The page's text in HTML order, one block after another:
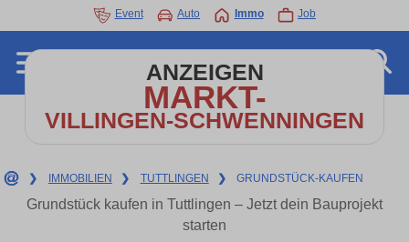
Event Auto Immo Job
ANZEIGEN
MARKT-
VILLINGEN-SCHWENNINGEN
❯ IMMOBILIEN ❯ TUTTLINGEN ❯ GRUNDSTÜCK-KAUFEN
Grundstück kaufen in Tuttlingen – Jetzt dein Bauprojekt
starten